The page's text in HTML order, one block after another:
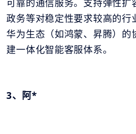
可靠的通信服务。支持弹性扩
政务等对稳定性要求较高的行
华为生态（如鸿蒙、昇腾）的
建一体化智能客服体系。
3、阿*